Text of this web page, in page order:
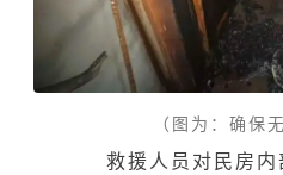
（图为：确保
救援人员对民房